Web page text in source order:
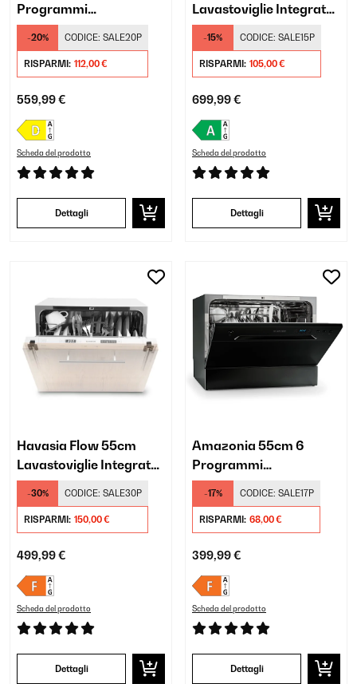
Programmi
Lavastoviglie da Tavolo
Bianco
-20% CODICE: SALE20P
RISPARMI: 112,00 €
559,99 €
Scheda del prodotto
Dettagli
Lavastoviglie Integrata
Totale 6 Programmi
-15% CODICE: SALE15P
RISPARMI: 105,00 €
699,99 €
Scheda del prodotto
Dettagli
Havasia Flow 55cm
Lavastoviglie Integrata
Totale 6 Programmi
-30% CODICE: SALE30P
RISPARMI: 150,00 €
499,99 €
Scheda del prodotto
Dettagli
Amazonia 55cm 6
Programmi
Lavastoviglie da Tavolo
Nero
-17% CODICE: SALE17P
RISPARMI: 68,00 €
399,99 €
Scheda del prodotto
Dettagli